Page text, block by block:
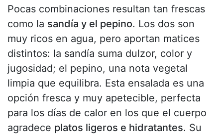
Pocas combinaciones resultan tan frescas
como la sandía y el pepino. Los dos son
muy ricos en agua, pero aportan matices
distintos: la sandía suma dulzor, color y
jugosidad; el pepino, una nota vegetal
limpia que equilibra. Esta ensalada es una
opción fresca y muy apetecible, perfecta
para los días de calor en los que el cuerpo
agradece platos ligeros e hidratantes. Su